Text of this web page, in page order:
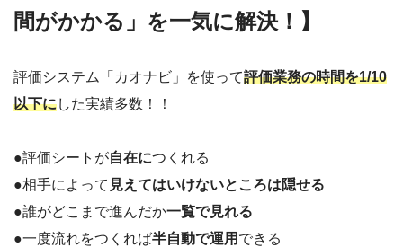
間がかかる」を一気に解決！】
評価システム「カオナビ」を使って評価業務の時間を1/10
以下にした実績多数！！
●評価シートが自在につくれる
●相手によって 見えてはいけないところは隠せる
●誰がどこまで進んだか一覧で見れる
●一度流れをつくれば半自動で運用 できる